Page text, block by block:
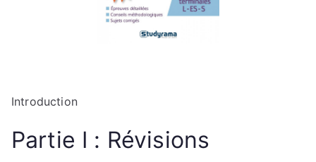
Introduction
Partie I : Révisions